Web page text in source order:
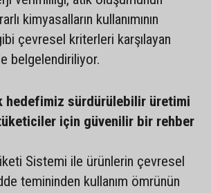
kimyasalların kullanımının
gibi çevresel kriterleri karşılayan
belgelendiriliyor.
hedefimiz sürdürülebilir üretimi
için güvenilir bir rehber
Sistemi ile ürünlerin çevresel
temininden kullanım ömrünün